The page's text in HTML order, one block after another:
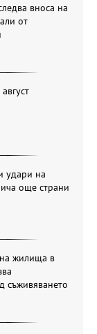
вноса на
от
удари на
още страни
жилища в
съживяването